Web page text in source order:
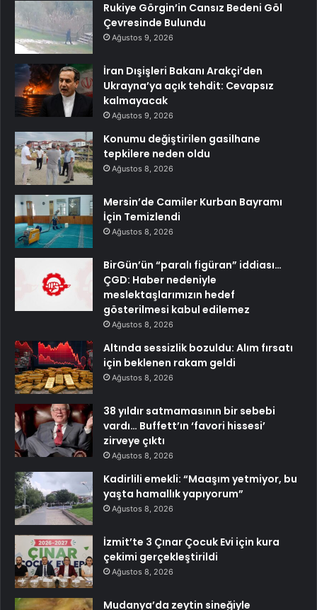
Rukiye Görgin’in Cansız Bedeni Göl
Çevresinde Bulundu
Ağustos 9, 2026
İran Dışişleri Bakanı Arakçi’den
Ukrayna’ya açık tehdit: Cevapsız
kalmayacak
Ağustos 9, 2026
Konumu değiştirilen gasilhane
tepkilere neden oldu
Ağustos 8, 2026
Mersin’de Camiler Kurban Bayramı
İçin Temizlendi
Ağustos 8, 2026
BirGün’ün “paralı figüran” iddiası…
ÇGD: Haber nedeniyle
meslektaşlarımızın hedef
gösterilmesi kabul edilemez
Ağustos 8, 2026
Altında sessizlik bozuldu: Alım fırsatı
için beklenen rakam geldi
Ağustos 8, 2026
38 yıldır satmamasının bir sebebi
vardı… Buffett’ın ‘favori hissesi’
zirveye çıktı
Ağustos 8, 2026
Kadirlili emekli: “Maaşım yetmiyor, bu
yaşta hamallık yapıyorum”
Ağustos 8, 2026
İzmit’te 3 Çınar Çocuk Evi için kura
çekimi gerçekleştirildi
Ağustos 8, 2026
Mudanya’da zeytin sineğiyle